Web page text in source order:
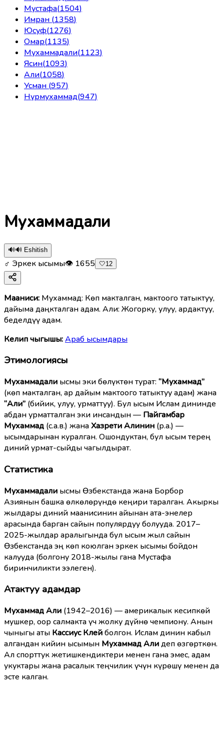
Мустафа(1504)
Имран (1358)
Юсуф(1276)
Омар(1135)
Мухаммадали(1123)
Ясин(1093)
Али(1058)
Усман (957)
Нурмухаммад(947)
Мухаммадали
🔊🔊 Eshitish
♂ Эркек ысымы👁 1655 🤍12
Мааниcи: Мухаммад: Көп макталган, мактоого татыктуу,
дайыма даңкталган адам. Али: Жогорку, улуу, ардактуу,
беделдүү адам.
Келип чыгышы:Араб ысымдары
Этимологиясы
Мухаммадали ысмы эки бөлүктөн турат: “Мухаммад”
(көп макталган, ар дайым мактоого татыктуу адам) жана
“Али” (бийик, улуу, урматтуу). Бул ысым Ислам дининде
абдан урматталган эки инсандын — Пайгамбар
Мухаммад (с.а.в.) жанаХазрети Алинин (р.а.) —
ысымдарынан куралган. Ошондуктан, бул ысым терең
диний урмат-сыйды чагылдырат.
Статистика
Мухаммадали ысмы Өзбекстанда жана Борбор
Азиянын башка өлкөлөрүндө кеңири таралган. Акыркы
жылдары диний маанисинин айынан ата-энелер
арасында барган сайын популярдуу болууда. 2017–
2025-жылдар аралыгында бул ысым жыл сайын
Өзбекстанда эң көп коюлган эркек ысымы бойдон
калууда (болгону 2018-жылы гана Мустафа
биринчиликти ээлеген).
Атактуу адамдар
Мухаммад Али (1942–2016) — америкалык кесипкөй
мушкер, оор салмакта үч жолку дүйнө чемпиону. Анын
чыныгы аты Кассиус Клейболгон. Ислам динин кабыл
алгандан кийин ысымын Мухаммад Алидеп өзгөрткөн.
Ал спорттук жетишкендиктери менен гана эмес, адам
укуктары жана расалык теңчилик үчүн күрөшү менен да
эсте калган.